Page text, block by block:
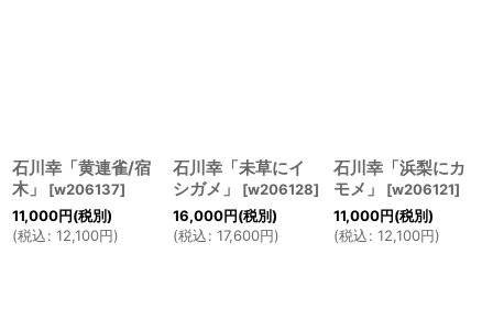
石川幸「黄連雀/宿
木」
[w206137]
11,000円(税別)
(税込: 12,100円)
石川幸「未草にイ
シガメ」
[w206128]
16,000円(税別)
(税込: 17,600円)
石川幸「浜梨にカ
モメ」
[w206121]
11,000円(税別)
(税込: 12,100円)